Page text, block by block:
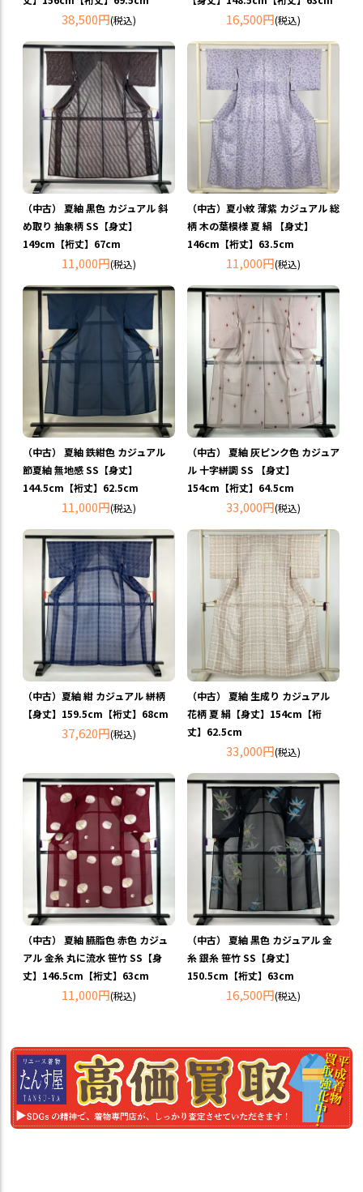
38,500円(税込) 16,500円(税込)
（中古） 夏紬 黒色 カジュアル 斜
め取り 抽象柄 SS【身丈】
149cm【裄丈】67cm
11,000円(税込)
（中古）夏小紋 薄紫 カジュアル 総
柄 木の葉模様 夏 絹 【身丈】
146cm【裄丈】63.5cm
11,000円(税込)
（中古） 夏紬 鉄紺色 カジュアル
節夏紬 無地感 SS【身丈】
144.5cm【裄丈】62.5cm
11,000円(税込)
（中古） 夏紬 灰ピンク色 カジュア
ル 十字絣調 SS 【身丈】
154cm【裄丈】64.5cm
33,000円(税込)
（中古）夏紬 紺 カジュアル 絣柄
【身丈】159.5cm【裄丈】68cm
37,620円(税込)
（中古） 夏紬 生成り カジュアル
花柄 夏 絹【身丈】154cm【裄
丈】62.5cm
33,000円(税込)
（中古） 夏紬 臙脂色 赤色 カジュ
アル 金糸 丸に流水 笹竹 SS【身
丈】146.5cm【裄丈】63cm
11,000円(税込)
（中古） 夏紬 黒色 カジュアル 金
糸 銀糸 笹竹 SS【身丈】
150.5cm【裄丈】63cm
16,500円(税込)